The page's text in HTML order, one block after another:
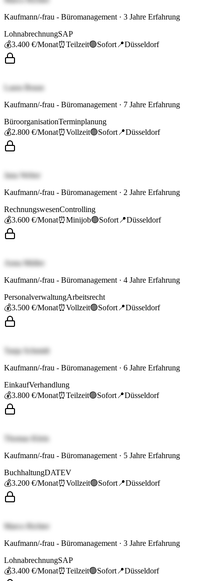
Kaufmann/-frau - Büromanagement · 3 Jahre Erfahrung
LohnabrechnungSAP
💰3.400 €/Monat⏰Teilzeit🟢Sofort 📍Düsseldorf
Laura Braun
Kaufmann/-frau - Büromanagement · 7 Jahre Erfahrung
BüroorganisationTerminplanung
💰2.800 €/Monat⏰Vollzeit🟢Sofort 📍Düsseldorf
Jana Weber
Kaufmann/-frau - Büromanagement · 2 Jahre Erfahrung
RechnungswesenControlling
💰3.600 €/Monat⏰Minijob🟢Sofort 📍Düsseldorf
Anna Müller
Kaufmann/-frau - Büromanagement · 4 Jahre Erfahrung
PersonalverwaltungArbeitsrecht
💰3.500 €/Monat⏰Vollzeit🟢Sofort 📍Düsseldorf
Tanja Schmidt
Kaufmann/-frau - Büromanagement · 6 Jahre Erfahrung
EinkaufVerhandlung
💰3.800 €/Monat⏰Teilzeit🟢Sofort 📍Düsseldorf
Thomas Klein
Kaufmann/-frau - Büromanagement · 5 Jahre Erfahrung
BuchhaltungDATEV
💰3.200 €/Monat⏰Vollzeit🟢Sofort 📍Düsseldorf
Marco Richter
Kaufmann/-frau - Büromanagement · 3 Jahre Erfahrung
LohnabrechnungSAP
💰3.400 €/Monat⏰Teilzeit🟢Sofort 📍Düsseldorf